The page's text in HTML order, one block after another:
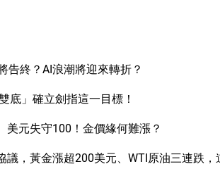
告終？AI浪潮將迎來轉折？
底」確立劍指這一目標！
元失守100！金價緣何難漲？
議，黃金漲超200美元、WTI原油三連跌，